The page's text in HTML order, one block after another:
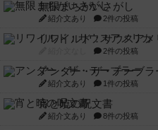
無限まちがいさがし
紹介文あり 2件の投稿
リワイルド：サウスアメ
2件の投稿
アンダー・ザ・テーブラ
紹介文あり 1件の投稿
宵と暁の呪文書
紹介文あり 8件の投稿